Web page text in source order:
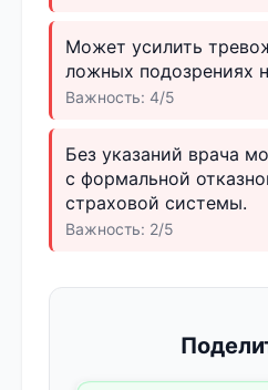
Может усилить
ложных подозрениях
Важность: 4/5
Без указаний врача
с формальной
страховой системы.
Важность: 2/5